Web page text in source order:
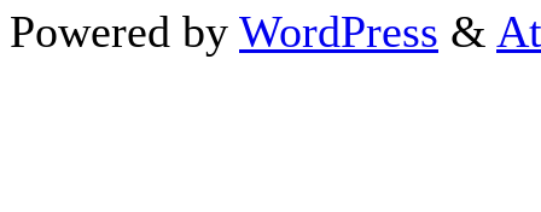
Powered by WordPress &